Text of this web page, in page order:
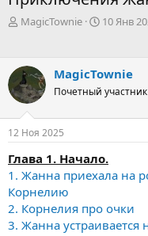
А
о
р
т
е
м
ы
MagicTownie
Д
н
а
а
10 Янв
MagicTownie
Почетный участник
12 Ноя 2025
Глава 1. Начало.
1. Жанна приехала на
Корнелию
2. Корнелия про очки
3. Жанна устраивается